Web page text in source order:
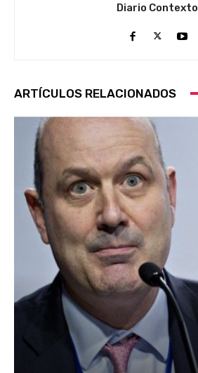
Diario Contexto
ARTÍCULOS RELACIONADOS